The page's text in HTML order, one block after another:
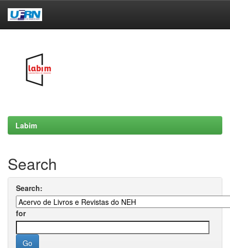
Labim
Search
Search:
for